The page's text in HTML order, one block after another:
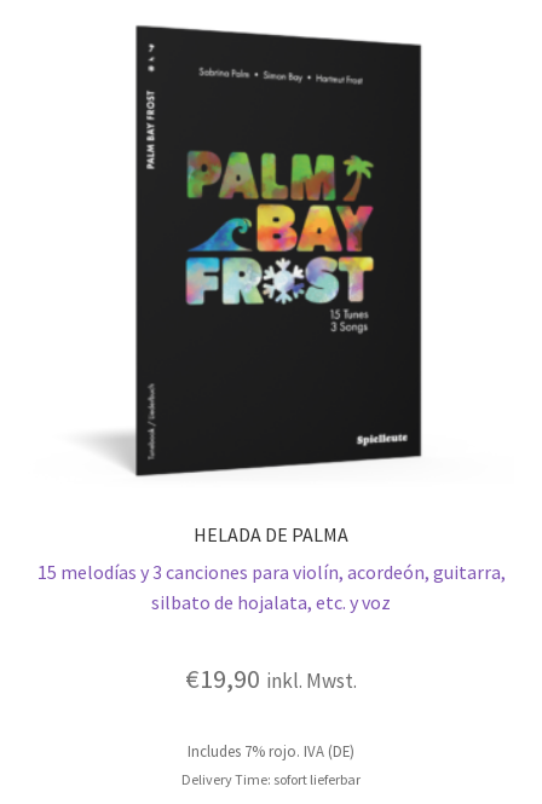
HELADA DE PALMA
15 melodías y 3 canciones para violín, acordeón, guitarra,
silbato de hojalata, etc. y voz
€19,90 inkl. Mwst.
Includes 7% rojo. IVA (DE)
Delivery Time: sofort lieferbar